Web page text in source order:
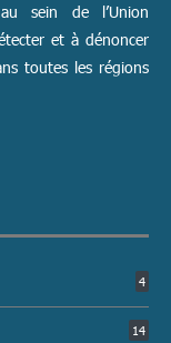
sein de l’Union
et à dénoncer
toutes les régions
4
14